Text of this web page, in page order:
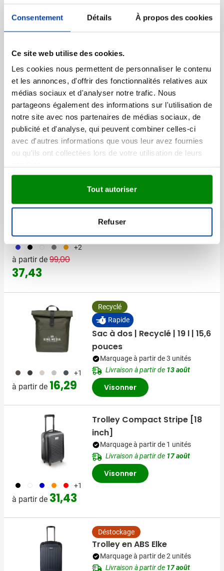
Consentement Détails À propos des cookies
Ce site web utilise des cookies.
Les cookies nous permettent de personnaliser le contenu
et les annonces, d'offrir des fonctionnalités relatives aux
médias sociaux et d'analyser notre trafic. Nous
partageons également des informations sur l'utilisation de
notre site avec nos partenaires de médias sociaux, de
publicité et d'analyse, qui peuvent combiner celles-ci
avec d'autres informations que vous leur avez fournies
ou qu'ils ont collectées lors de votre utilisation de leurs
Tout autoriser
Refuser
001311
3,88
001002005017029 +3
à partir de 1,07
Sac non-tissé Laminé
Marquage à partir de 100 unités
Livraison à partir de20 août
Visonner
023001002003007 +2
à partir de Prix normal
99,00
37,43
Trolley Pivot
Marquage à partir de 2 unités
Livraison à partir de
Visonner
011 001 357 018 536 +1
à partir de 16,29
Recyclé
Rapide
Sac à dos | Recyclé | 19 l | 15,6
pouces
Marquage à partir de 3 unités
Livraison à partir de 13 août
Visonner
001 002 005 007 008 +1
à partir de 31,43
Trolley Compact Stripe [18
inch]
Marquage à partir de 1 unités
Livraison à partir de 17 août
Visonner
Déstockage
Trolley en ABS Elke
Marquage à partir de 2 unités
Livraison à partir de 17 août